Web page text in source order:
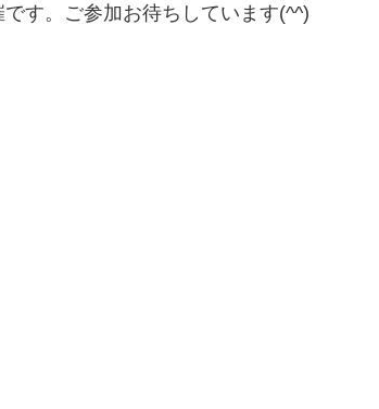
す。ご参加お待ちしています(^^)